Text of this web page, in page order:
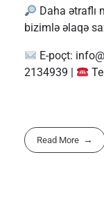
Daha ətraflı
bizimlə əlaqə
E-poçt:
2134939 |
Read More